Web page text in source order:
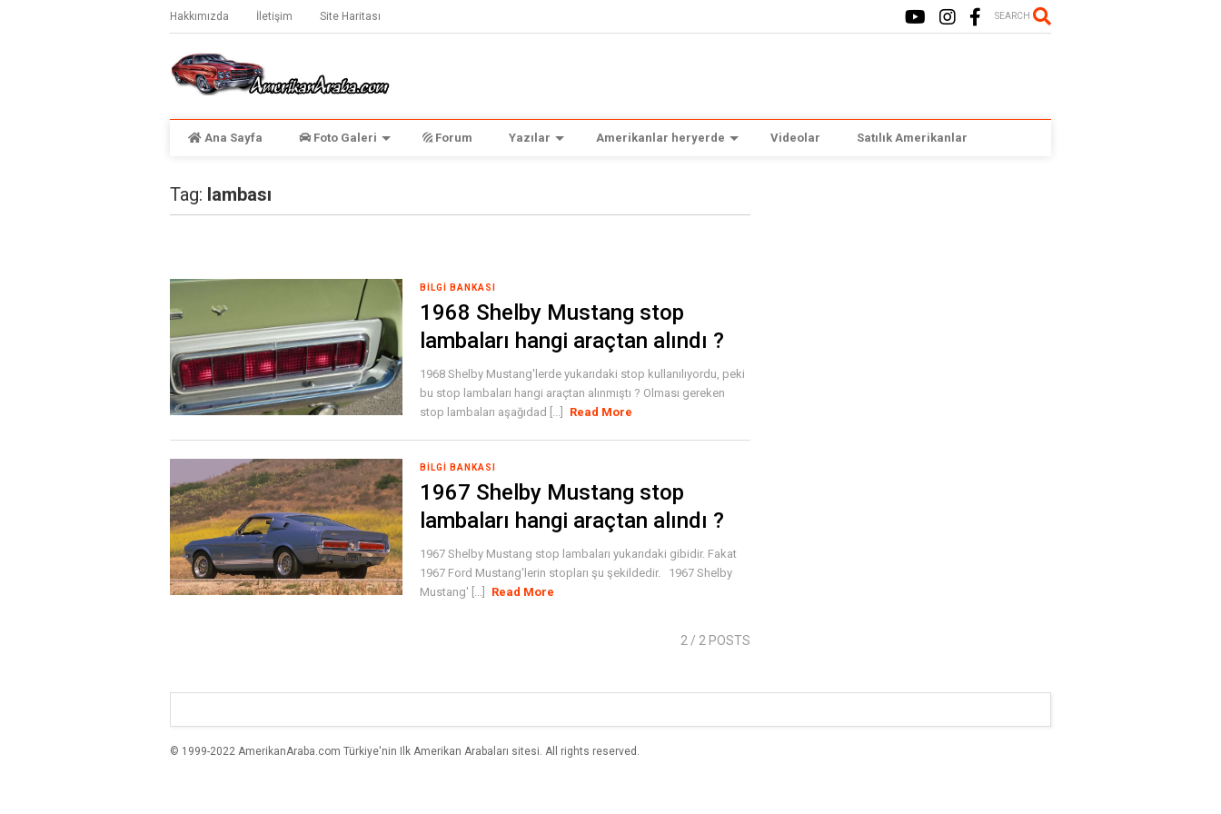
Hakkımızda İletişim Site Haritası SEARCH
Ana Sayfa Foto Galeri Forum Yazılar Amerikanlar heryerde Videolar Satılık Amerikanlar
Tag: lambası
BILGI BANKASI
1968 Shelby Mustang stop
lambaları hangi araçtan alındı ?
1968 Shelby Mustang'lerde yukarıdaki stop kullanılıyordu, peki
bu stop lambaları hangi araçtan alınmıştı ? Olması gereken
stop lambaları aşağıdad [...]
Read More
BILGI BANKASI
1967 Shelby Mustang stop
lambaları hangi araçtan alındı ?
1967 Shelby Mustang stop lambaları yukarıdaki gibidir. Fakat
1967 Ford Mustang'lerin stopları şu şekildedir. 1967 Shelby
Mustang' [...]
Read More
2 / 2 POSTS
© 1999-2022 AmerikanAraba.com Türkiye'nin Ilk Amerikan Arabaları sitesi. All rights reserved.